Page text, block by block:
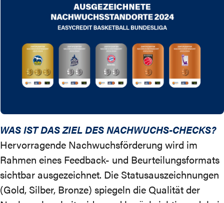
WAS IST DAS ZIEL DES NACHWUCHS-CHECKS?
Hervorragende Nachwuchsförderung wird im
Rahmen eines Feedback- und Beurteilungsformats
sichtbar ausgezeichnet. Die Statusauszeichnungen
(Gold, Silber, Bronze) spiegeln die Qualität der